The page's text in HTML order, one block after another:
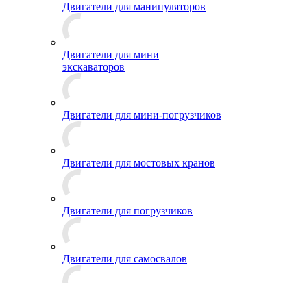
Двигатели для манипуляторов
Двигатели для мини
экскаваторов
Двигатели для мини-погрузчиков
Двигатели для мостовых кранов
Двигатели для погрузчиков
Двигатели для самосвалов